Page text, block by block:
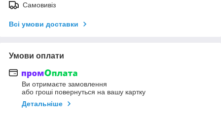
Самовивіз
Всі умови доставки
Умови оплати
Ви отримаєте замовлення
або гроші повернуться на вашу картку
Детальніше